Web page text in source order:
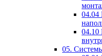
04.04
04.10
05.